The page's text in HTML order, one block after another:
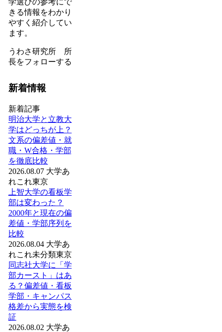
学選びの参考にで
きる情報をわかり
やすく紹介してい
ます。
うわさ研究所 所
長をフォローする
新着情報
新着記事
明治大学と立教大
学はどっちが上？
文系の偏差値・就
職・W合格・学部
を徹底比較
2026.08.07 大学あ
れこれ東京
上智大学の看板学
部は変わった？
2000年と現在の偏
差値・学部序列を
比較
2026.08.04 大学あ
れこれ未分類東京
同志社大学に「学
部カースト」はあ
る？偏差値・看板
学部・キャンパス
格差から実態を検
証
2026.08.02 大学あ